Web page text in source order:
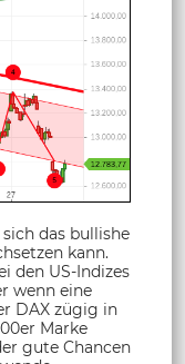
das bullishe
kann.
den US-Indizes
wenn eine
DAX zügig in
Marke
gute Chancen